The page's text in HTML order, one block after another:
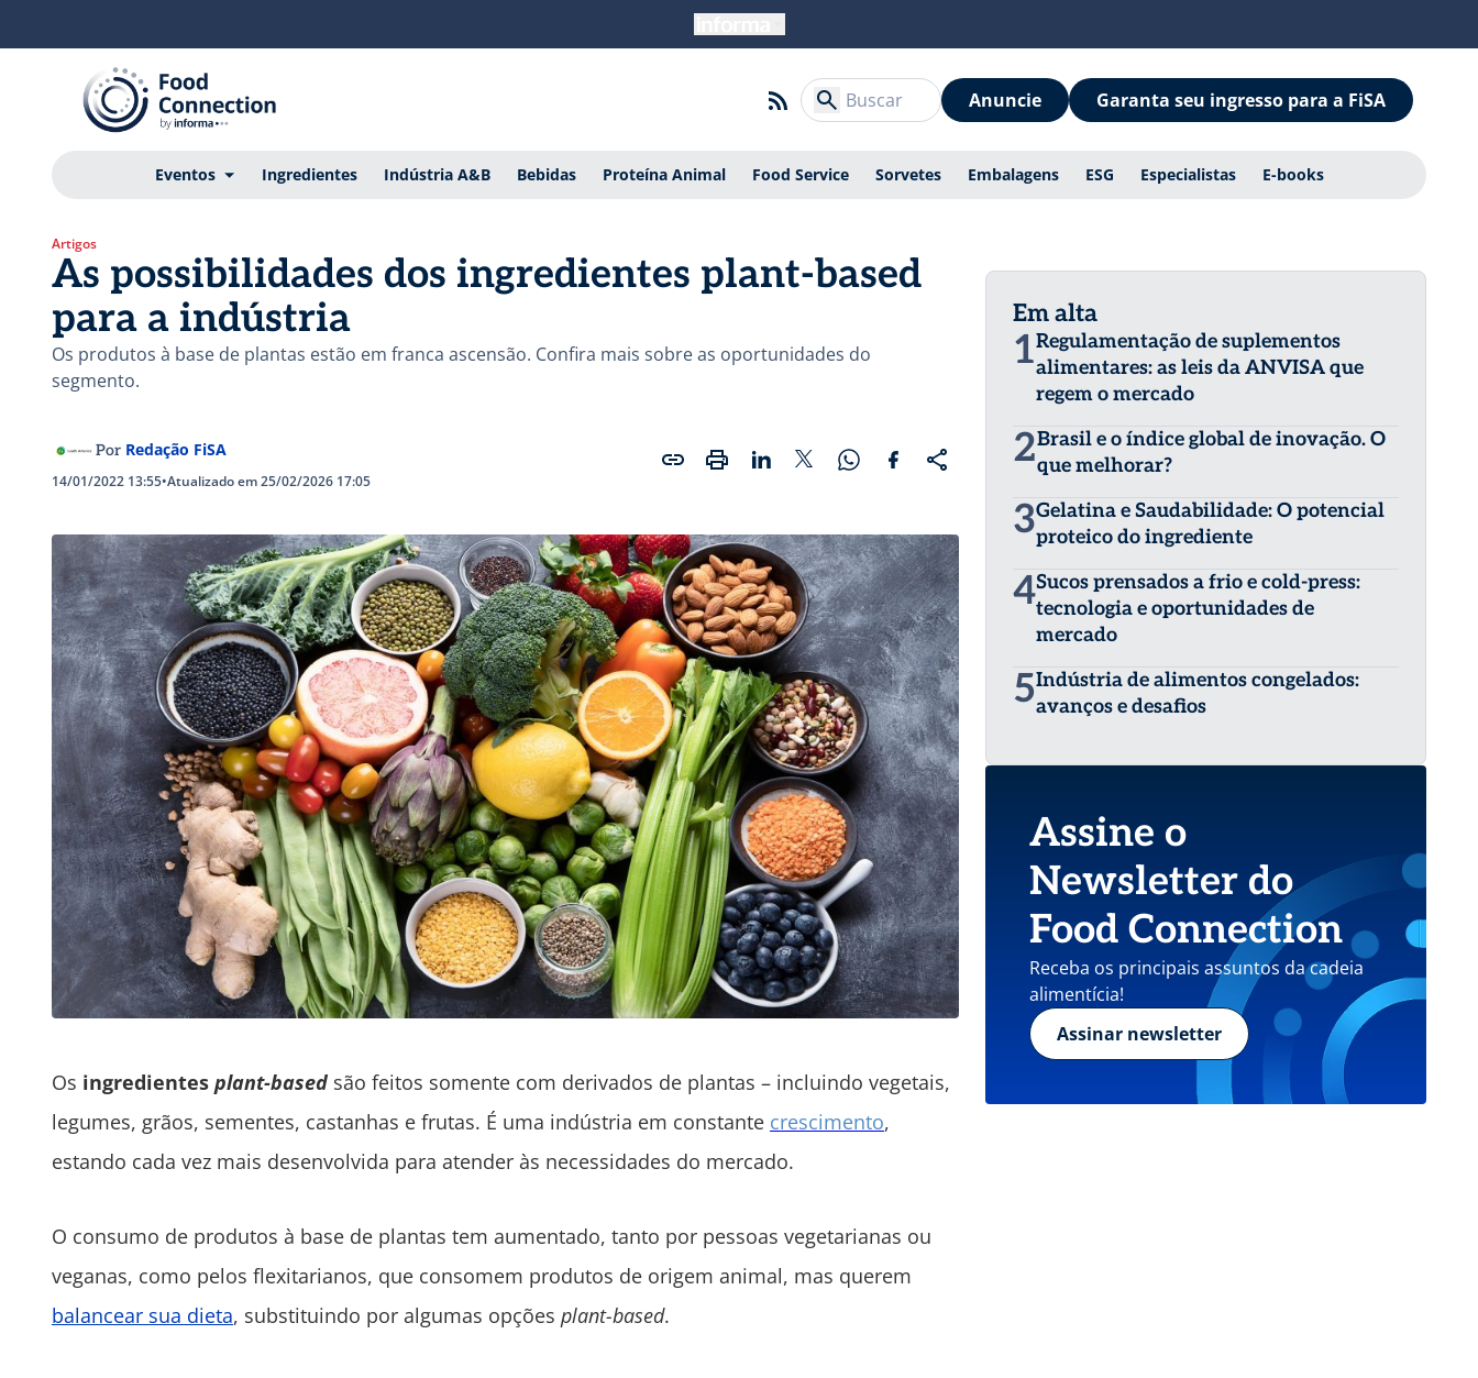
Anuncie Garanta seu ingresso para a FiSA
Eventos Ingredientes Indústria A&B Bebidas Proteína Animal Food Service Sorvetes Embalagens ESG Especialistas E-books
Artigos
As possibilidades dos ingredientes plant-based
para a indústria
Os produtos à base de plantas estão em franca ascensão. Confira mais sobre as oportunidades do
segmento.
Por Redação FiSA
14/01/2022 13:55•Atualizado em 25/02/2026 17:05
Os ingredientes plant-based são feitos somente com derivados de plantas – incluindo vegetais,
legumes, grãos, sementes, castanhas e frutas. É uma indústria em constante crescimento,
estando cada vez mais desenvolvida para atender às necessidades do mercado.
O consumo de produtos à base de plantas tem aumentado, tanto por pessoas vegetarianas ou
veganas, como pelos flexitarianos, que consomem produtos de origem animal, mas querem
balancear sua dieta, substituindo por algumas opções plant-based.
Em alta
1Regulamentação de suplementos
alimentares: as leis da ANVISA que
regem o mercado
2Brasil e o índice global de inovação. O
que melhorar?
3Gelatina e Saudabilidade: O potencial
proteico do ingrediente
4Sucos prensados a frio e cold-press:
tecnologia e oportunidades de
mercado
5Indústria de alimentos congelados:
avanços e desafios
Assine o
Newsletter do
Food Connection
Receba os principais assuntos da cadeia
alimentícia!
Assinar newsletter